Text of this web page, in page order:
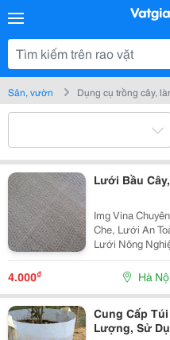
Sân, vườn Dụng cụ trồng cây,
Lưới Bầu
Img Vina
Che, Lưới An
Lưới Nông
Lưới Đánh Cá.... Lưới Được Nhập Khẩu Từ Đài
Hàn Quốc , Có
4.000₫ Hà
Cung Cấp
Lượng, Sử